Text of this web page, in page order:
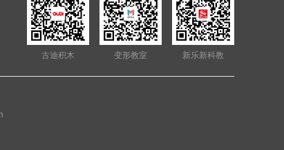
古迪积木 变形教室 新乐新科教